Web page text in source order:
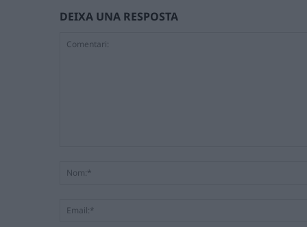
DEIXA UNA RESPOSTA